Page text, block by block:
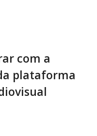
com a
plataforma